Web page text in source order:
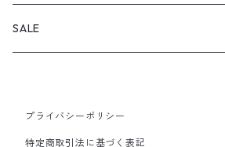
PANTS
SALE
PANTS
プライバシーポリシー
特定商取引法に基づく表記